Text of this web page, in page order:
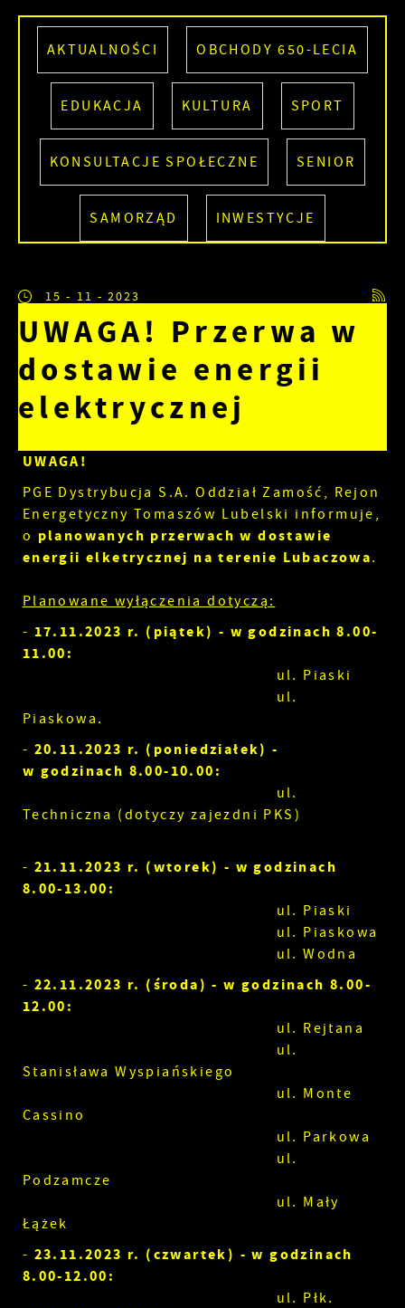
AKTUALNOŚCI OBCHODY 650-LECIA
EDUKACJA KULTURA SPORT
KONSULTACJE SPOŁECZNE SENIOR
SAMORZĄD INWESTYCJE
15 - 11 - 2023
UWAGA! Przerwa w
dostawie energii
elektrycznej
UWAGA!
PGE Dystrybucja S.A. Oddział Zamość, Rejon
Energetyczny Tomaszów Lubelski informuje,
o planowanych przerwach w dostawie
energii elketrycznej na terenie Lubaczowa.
Planowane wyłączenia dotyczą:
- 17.11.2023 r. (piątek) - w godzinach 8.00-
11.00:
ul. Piaski
ul.
Piaskowa.
- 20.11.2023 r. (poniedziałek) -
w godzinach 8.00-10.00:
ul.
Techniczna (dotyczy zajezdni PKS)
- 21.11.2023 r. (wtorek) - w godzinach
8.00-13.00:
ul. Piaski
ul. Piaskowa
ul. Wodna
- 22.11.2023 r. (środa) - w godzinach 8.00-
12.00:
ul. Rejtana
ul.
Stanisława Wyspiańskiego
ul. Monte
Cassino
ul. Parkowa
ul.
Podzamcze
ul. Mały
Łążek
- 23.11.2023 r. (czwartek) - w godzinach
8.00-12.00:
ul. Płk.